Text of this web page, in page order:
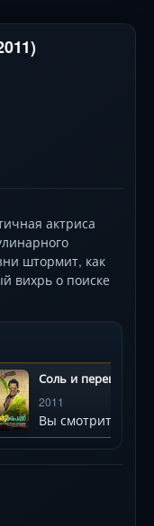
актриса
штормит, как
вихрь о поиске
Соль и перец
2011
Вы смотрите